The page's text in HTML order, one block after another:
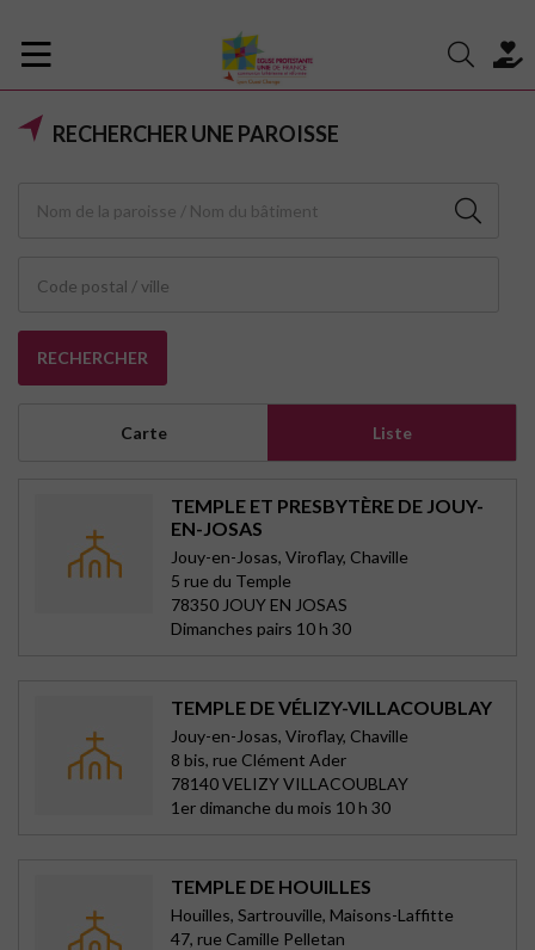
RECHERCHER UNE PAROISSE
Code postal / ville
RECHERCHER
Carte Liste
TEMPLE ET PRESBYTÈRE DE JOUY-
EN-JOSAS
Jouy-en-Josas, Viroflay, Chaville
5 rue du Temple
78350 JOUY EN JOSAS
Dimanches pairs 10 h 30
TEMPLE DE VÉLIZY-VILLACOUBLAY
Jouy-en-Josas, Viroflay, Chaville
8 bis, rue Clément Ader
78140 VELIZY VILLACOUBLAY
1er dimanche du mois 10 h 30
TEMPLE DE HOUILLES
Houilles, Sartrouville, Maisons-Laffitte
47, rue Camille Pelletan